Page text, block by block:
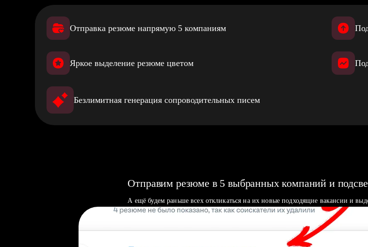
Отправка резюме напрямую 5 компаниям
Яркое выделение резюме цветом
Безлимитная генерация сопроводительных писем
Отправим резюме в 5 выбранных компаний и
А ещё будем раньше всех откликаться на их новые подходящие вакансии и